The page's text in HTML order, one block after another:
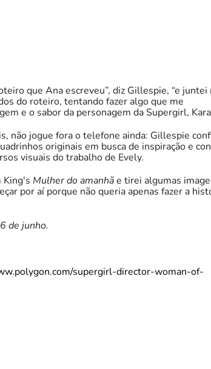
que Ana escreveu”, diz Gillespie, “e
do roteiro, tentando fazer algo que me
e o sabor da personagem da Supergirl,
não jogue fora o telefone ainda: Gillespie
originais em busca de inspiração e
visuais do trabalho de Evely.
King's Mulher do amanhãe tirei algumas
por aí porque não queria apenas fazer a
de junho.
supergirl-director-woman-of-